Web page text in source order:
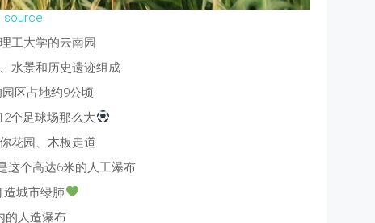
source
工大学的云南园
水景和历史遗迹组成
区占地约9公顷
个足球场那么大
花园、木板走道
这个高达6米的人工瀑布
造城市绿肺
的人造瀑布